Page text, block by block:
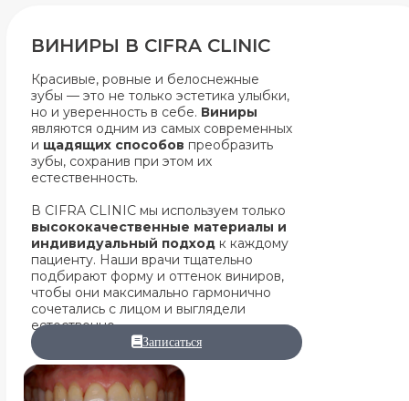
ВИНИРЫ В CIFRA CLINIC
Красивые, ровные и белоснежные
зубы — это не только эстетика улыбки,
но и уверенность в себе. Виниры
являются одним из самых современных
и щадящих способов преобразить
зубы, сохранив при этом их
естественность.
В CIFRA CLINIC мы используем только
высококачественные материалы и
индивидуальный подход к каждому
пациенту. Наши врачи тщательно
подбирают форму и оттенок виниров,
чтобы они максимально гармонично
сочетались с лицом и выглядели
естественно.
Записаться